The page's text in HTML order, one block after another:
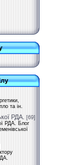
та ін.
РДА.
[69]
РДА. Блог